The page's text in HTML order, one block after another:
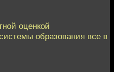
оценкой
образования все в